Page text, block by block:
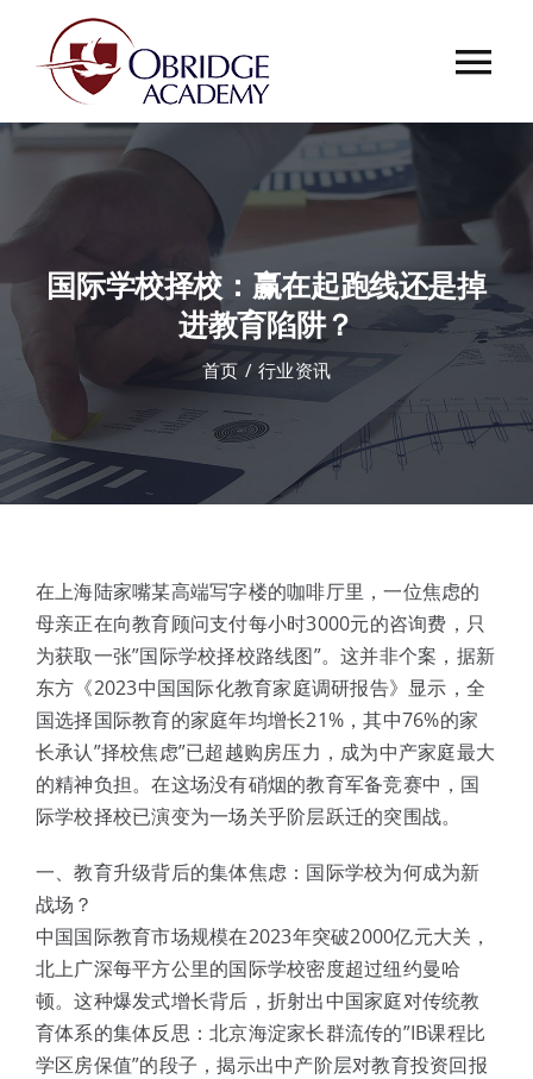
首页
课程中心
合作伙伴
国际学校择校：赢在起跑线还是掉
进教育陷阱？
首页 行业资讯
在上海陆家嘴某高端写字楼的咖啡厅里，一位焦虑的
母亲正在向教育顾问支付每小时3000元的咨询费，只
为获取一张”国际学校择校路线图”。这并非个案，据新
东方《2023中国国际化教育家庭调研报告》显示，全
国选择国际教育的家庭年均增长21%，其中76%的家
长承认”择校焦虑”已超越购房压力，成为中产家庭最大
的精神负担。在这场没有硝烟的教育军备竞赛中，国
际学校择校已演变为一场关乎阶层跃迁的突围战。
一、教育升级背后的集体焦虑：国际学校为何成为新
战场？
中国国际教育市场规模在2023年突破2000亿元大关，
北上广深每平方公里的国际学校密度超过纽约曼哈
顿。这种爆发式增长背后，折射出中国家庭对传统教
育体系的集体反思：北京海淀家长群流传的”IB课程比
学区房保值”的段子，揭示出中产阶层对教育投资回报